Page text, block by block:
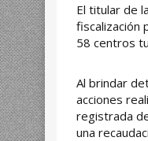
El titular de
fiscalización
58 centros
Al brindar
acciones
registrada
una